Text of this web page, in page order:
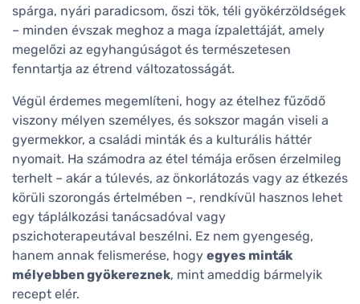
spárga, nyári paradicsom, őszi tök, téli gyökérzöldségek
– minden évszak meghoz a maga ízpalettáját, amely
megelőzi az egyhangúságot és természetesen
fenntartja az étrend változatosságát.
Végül érdemes megemlíteni, hogy az ételhez fűződő
viszony mélyen személyes, és sokszor magán viseli a
gyermekkor, a családi minták és a kulturális háttér
nyomait. Ha számodra az étel témája erősen érzelmileg
terhelt – akár a túlevés, az önkorlátozás vagy az étkezés
körüli szorongás értelmében –, rendkívül hasznos lehet
egy táplálkozási tanácsadóval vagy
pszichoterapeutával beszélni. Ez nem gyengeség,
hanem annak felismerése, hogy egyes minták
mélyebben gyökereznek, mint ameddig bármelyik
recept elér.